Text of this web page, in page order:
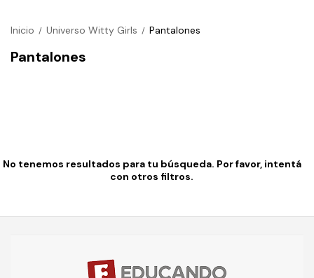
Inicio / Universo Witty Girls / Pantalones
Pantalones
No tenemos resultados para tu búsqueda. Por favor, intentá
con otros filtros.